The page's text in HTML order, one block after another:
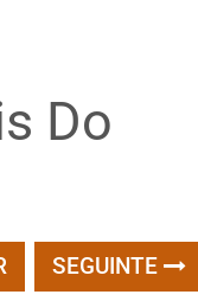
Do
SEGUINTE